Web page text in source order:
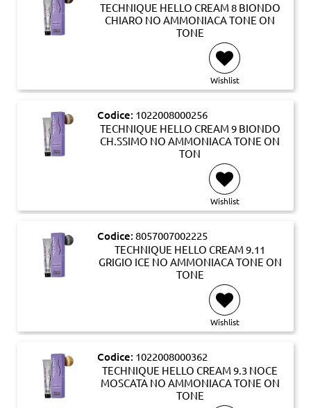
TECHNIQUE HELLO CREAM 8 BIONDO
CHIARO NO AMMONIACA TONE ON
TONE
Wishlist
Codice: 1022008000256
TECHNIQUE HELLO CREAM 9 BIONDO
CH.SSIMO NO AMMONIACA TONE ON
TON
Wishlist
Codice: 8057007002225
TECHNIQUE HELLO CREAM 9.11
GRIGIO ICE NO AMMONIACA TONE ON
TONE
Wishlist
Codice: 1022008000362
TECHNIQUE HELLO CREAM 9.3 NOCE
MOSCATA NO AMMONIACA TONE ON
TONE